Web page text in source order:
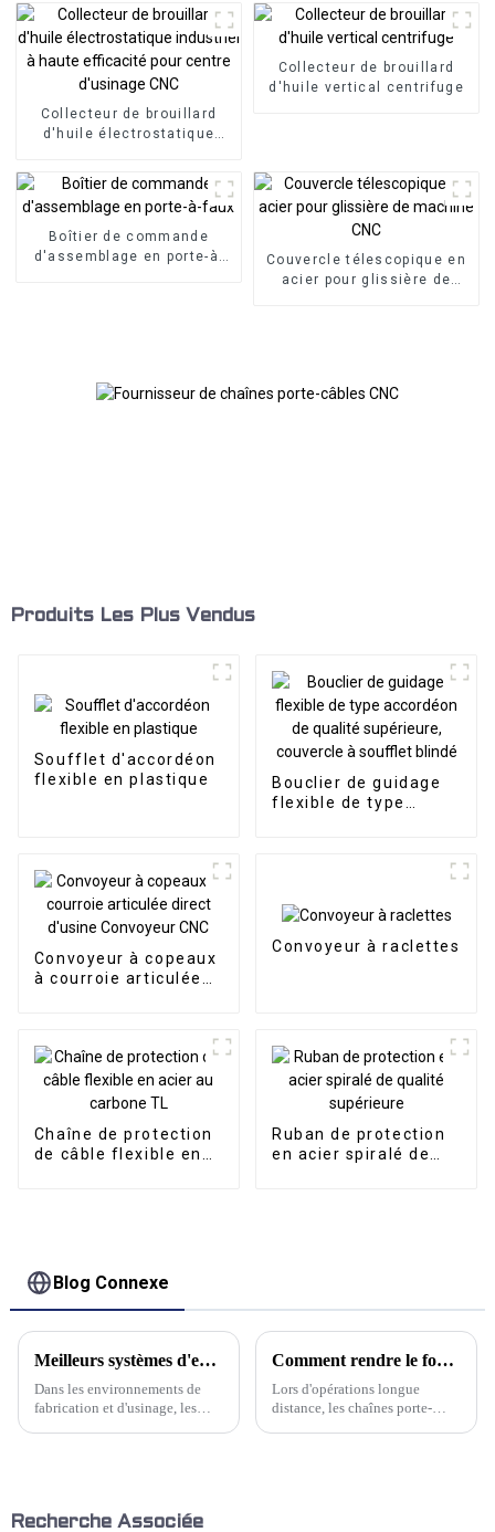
qualité
Collecteur de brouillard
d'huile électrostatique
d'usinage CNC
Collecteur de brouillard
d'huile vertical centrifuge
Boîtier de commande
d'assemblage en porte-à-
Couvercle télescopique en
acier pour glissière de
Produits Les Plus Vendus
Soufflet d'accordéon
flexible en plastique
Bouclier de guidage
flexible de type
Convoyeur à copeaux
à courroie articulée
Convoyeur à raclettes
Chaîne de protection
de câble flexible en
Ruban de protection
en acier spiralé de
Blog Connexe
Meilleurs systèmes d'extraction de brouillard d'huile verticaux
Dans les environnements de
fabrication et d'usinage, les
d'extraction des brouillards
Comment rendre le fonctionnement des chaînes porte-câbles longue distance plus fluide ?
Lors d'opérations longue
distance, les chaînes porte-
Recherche Associée